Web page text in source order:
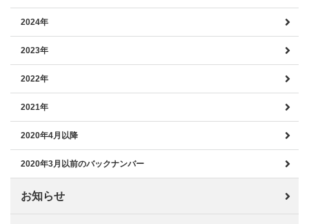
2024年
2023年
2022年
2021年
2020年4月以降
2020年3月以前のバックナンバー
お知らせ